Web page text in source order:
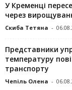
У Кременці
через
Скиба Тетяна -
Представники
температуру
транспорту
Чепіль Олена -